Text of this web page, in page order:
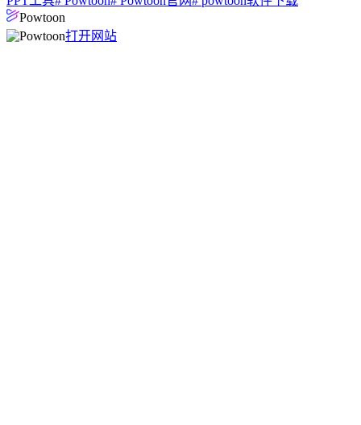
Powtoon
打开网站